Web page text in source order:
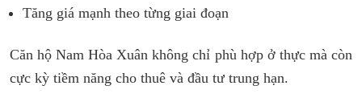
Tăng giá mạnh theo từng giai đoạn
Căn hộ Nam Hòa Xuân không chỉ phù hợp ở thực mà còn
cực kỳ tiềm năng cho thuê và đầu tư trung hạn.